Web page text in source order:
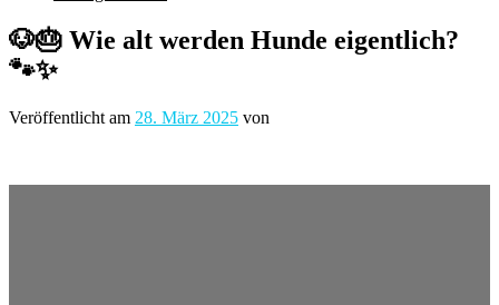
🐶🎂 Wie alt werden Hunde eigentlich?
🐾✨
Veröffentlicht am 28. März 2025 von